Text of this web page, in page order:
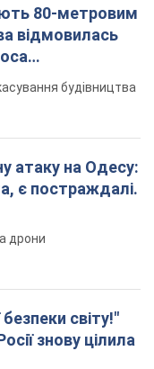
80-метровим
відмовилась
будівництва
атаку на Одесу:
є постраждалі.
дрони
світу!"
знову цілила